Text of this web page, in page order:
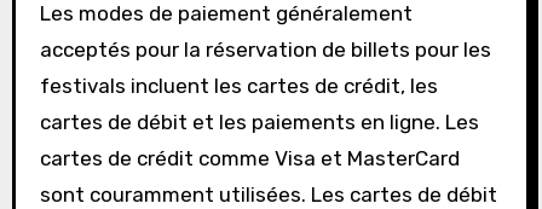
Les modes de paiement généralement
acceptés pour la réservation de billets pour les
festivals incluent les cartes de crédit, les
cartes de débit et les paiements en ligne. Les
cartes de crédit comme Visa et MasterCard
sont couramment utilisées. Les cartes de débit